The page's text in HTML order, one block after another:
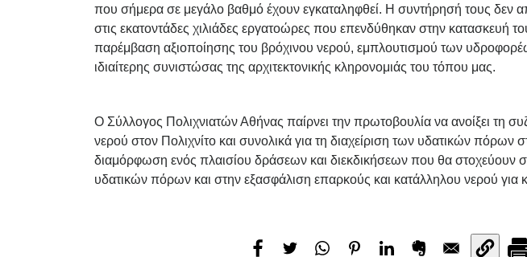
που σήμερα σε μεγάλο βαθμό έχουν εγκαταληφθεί. Η συντήρησή τους δεν
στις εκατοντάδες χιλιάδες εργατοώρες που επενδύθηκαν στην κατασκευή
παρέμβαση αξιοποίησης του βρόχινου νερού, εμπλουτισμού των
ιδιαίτερης συνιστώσας της αρχιτεκτονικής κληρονομιάς του τόπου μας.
Ο Σύλλογος Πολιχνιατών Αθήνας παίρνει την πρωτοβουλία να ανοίξει τη
νερού στον Πολιχνίτο και συνολικά για τη διαχείριση των υδατικών πόρων
διαμόρφωση ενός πλαισίου δράσεων και διεκδικήσεων που θα στοχεύουν
υδατικών πόρων και στην εξασφάλιση επαρκούς και κατάλληλου νερού για